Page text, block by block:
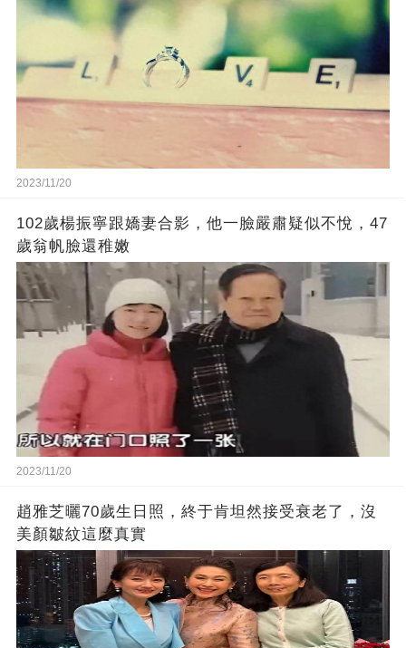
2023/11/20
102歲楊振寧跟嬌妻合影，他一臉嚴肅疑似不悅，47
歲翁帆臉還稚嫩
2023/11/20
趙雅芝曬70歲生日照，終于肯坦然接受衰老了，沒
美顏皺紋這麼真實